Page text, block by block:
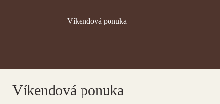
Víkendová ponuka
Víkendová ponuka